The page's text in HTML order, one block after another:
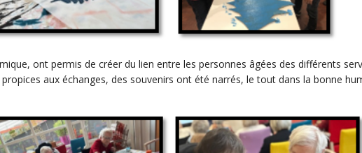
ont permis de créer du lien entre les personnes âgées des différents
aux échanges, des souvenirs ont été narrés, le tout dans la bonne